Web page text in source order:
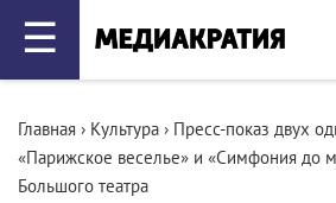
☰
Главная › Культура › Пресс-показ двух
«Парижское веселье» и «Симфония до
Большого театра